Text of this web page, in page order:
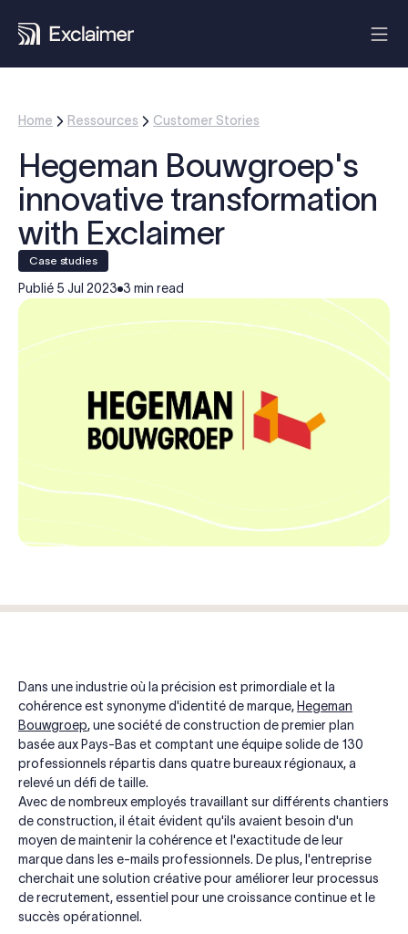
Home Ressources Customer Stories
Hegeman Bouwgroep's
innovative transformation
with Exclaimer
case studies
Publié 5 Jul 2023 3 min read
Dans une industrie où la précision est primordiale et la
cohérence est synonyme d'identité de marque, Hegeman
Bouwgroep, une société de construction de premier plan
basée aux Pays-Bas et comptant une équipe solide de 130
professionnels répartis dans quatre bureaux régionaux, a
relevé un défi de taille.
Avec de nombreux employés travaillant sur différents chantiers
de construction, il était évident qu'ils avaient besoin d'un
moyen de maintenir la cohérence et l'exactitude de leur
marque dans les e-mails professionnels. De plus, l'entreprise
cherchait une solution créative pour améliorer leur processus
de recrutement, essentiel pour une croissance continue et le
succès opérationnel.